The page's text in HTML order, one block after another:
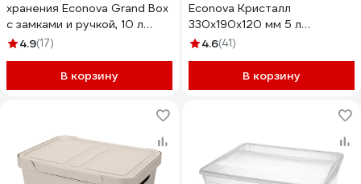
хранения Econova Grand Box
с замками и ручкой, 10 л
433200302
4.9(17)
В корзину
Econova Кристалл
330х190х120 мм 5 л
бесцветный 431249201
4.6(41)
В корзину